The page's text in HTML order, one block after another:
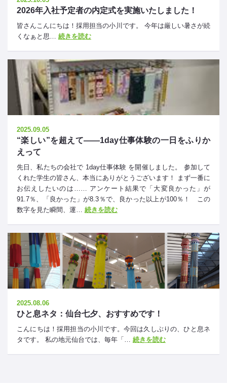
2026年入社予定者の内定式を実施いたしました！
皆さんこんにちは！採用担当の小川です。 今年は厳しい暑さが続
くなぁと思… 続きを読む
2025.09.05
“楽しい”を超えて――1day仕事体験の一日をふりか
えって
先日、私たちの会社で 1day仕事体験 を開催しました。 参加して
くれた学生の皆さん、本当にありがとうございます！ まず一番に
お伝えしたいのは…… アンケート結果で「大変良かった」が
91.7％、「良かった」が8.3％で、良かった以上が100％！ この
数字を見た瞬間、運… 続きを読む
2025.08.06
ひと息ネタ：仙台七夕、おすすめです！
こんにちは！採用担当の小川です。今回は久しぶりの、ひと息ネ
タです。 私の地元仙台では、毎年「… 続きを読む